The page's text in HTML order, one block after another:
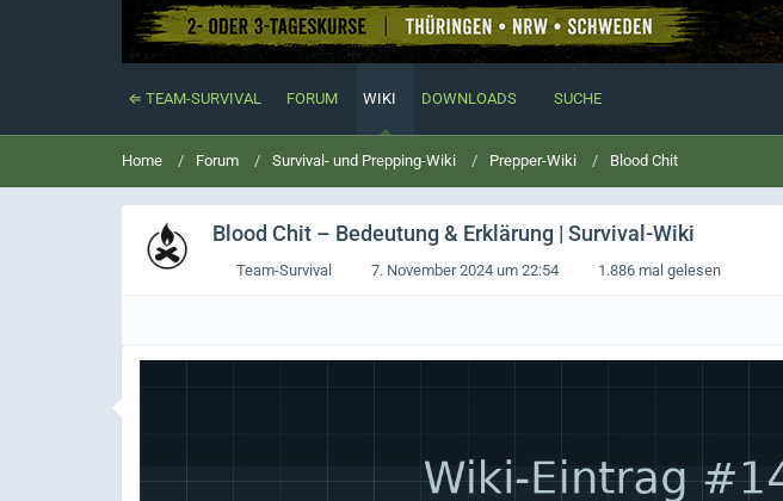
⇐ TEAM-SURVIVAL FORUM WIKI DOWNLOADS SUCHE
Home Forum Survival- und Prepping-Wiki Prepper-Wiki Blood Chit
Blood Chit – Bedeutung & Erklärung | Survival-Wiki
Team-Survival 7. November 2024 um 22:54 1.886 mal gelesen